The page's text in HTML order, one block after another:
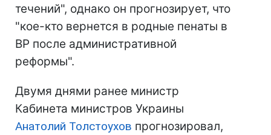
течений", однако он прогнозирует, что
"кое-кто вернется в родные пенаты в
ВР после административной
реформы".
Двумя днями ранее министр
Кабинета министров Украины
Анатолий Толстоухов прогнозировал,